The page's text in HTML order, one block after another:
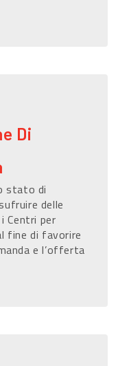
Di
stato di
delle
Centri per
fine di favorire
e l’offerta